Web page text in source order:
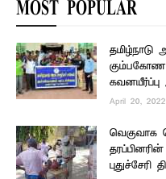
MOST POPULAR
தமிழ்நாடு
April 20, 2022
வெகுவாக